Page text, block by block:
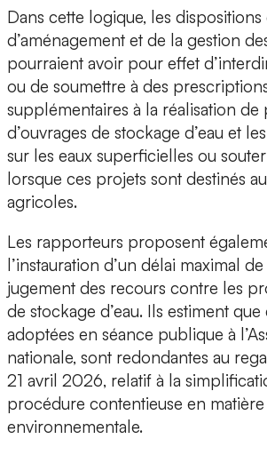
Dans cette logique, les dispositions
d’aménagement et de la gestion
pourraient avoir pour effet
ou de soumettre à des
supplémentaires à la réalisation de
d’ouvrages de stockage d’eau et
sur les eaux superficielles ou
lorsque ces projets sont destinés
agricoles.
Les rapporteurs proposent
l’instauration d’un délai maximal
jugement des recours contre les
de stockage d’eau. Ils estiment
adoptées en séance publique à
nationale, sont redondantes au
21 avril 2026, relatif à la
procédure contentieuse en matière
environnementale.